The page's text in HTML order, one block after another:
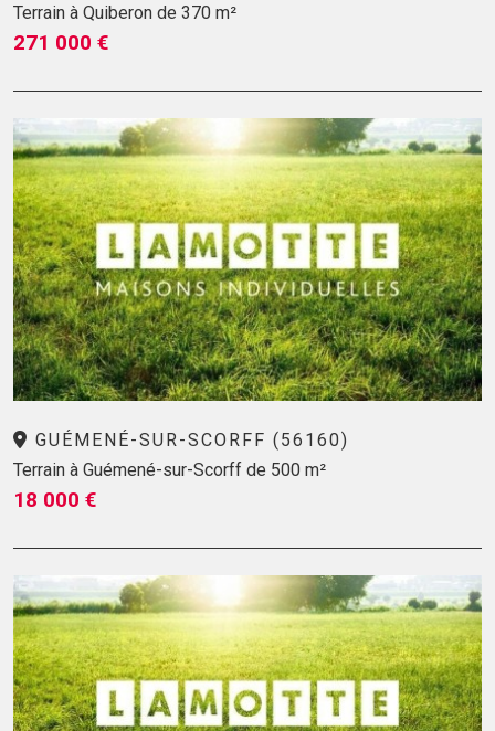
Terrain à Quiberon de 370 m²
271 000 €
GUÉMENÉ-SUR-SCORFF (56160)
Terrain à Guémené-sur-Scorff de 500 m²
18 000 €